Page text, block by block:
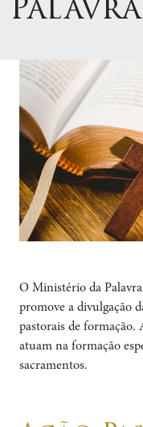
Palavra
O Ministério da
promove a divulgação
pastorais de formação.
atuam na formação
sacramentos.